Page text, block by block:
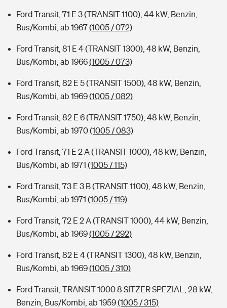
Ford Transit, 71 E 3 (TRANSIT 1100), 44 kW, Benzin,
Bus/Kombi, ab 1967(1005 / 072)
Ford Transit, 81 E 4 (TRANSIT 1300), 48 kW, Benzin,
Bus/Kombi, ab 1966(1005 / 073)
Ford Transit, 82 E 5 (TRANSIT 1500), 48 kW, Benzin,
Bus/Kombi, ab 1969(1005 / 082)
Ford Transit, 82 E 6 (TRANSIT 1750), 48 kW, Benzin,
Bus/Kombi, ab 1970(1005 / 083)
Ford Transit, 71 E 2 A (TRANSIT 1000), 48 kW, Benzin,
Bus/Kombi, ab 1971 (1005 / 115)
Ford Transit, 73 E 3 B (TRANSIT 1100), 48 kW, Benzin,
Bus/Kombi, ab 1971 (1005 / 119)
Ford Transit, 72 E 2 A (TRANSIT 1000), 44 kW, Benzin,
Bus/Kombi, ab 1969(1005 / 292)
Ford Transit, 82 E 4 (TRANSIT 1300), 48 kW, Benzin,
Bus/Kombi, ab 1969(1005 / 310)
Ford Transit, TRANSIT 1000 8 SITZER SPEZIAL, 28 kW,
Benzin, Bus/Kombi, ab 1959(1005 / 315)